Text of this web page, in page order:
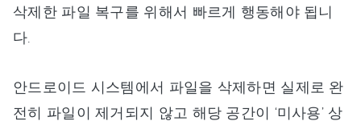
삭제한 파일 복구를 위해서 빠르게 행동해야 됩니
다.
안드로이드 시스템에서 파일을 삭제하면 실제로 완
전히 파일이 제거되지 않고 해당 공간이 ‘미사용’ 상